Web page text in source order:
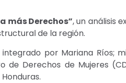
más Derechos”, un análisis
de la región.
por Mariana Ríos;
de Derechos de Mujeres